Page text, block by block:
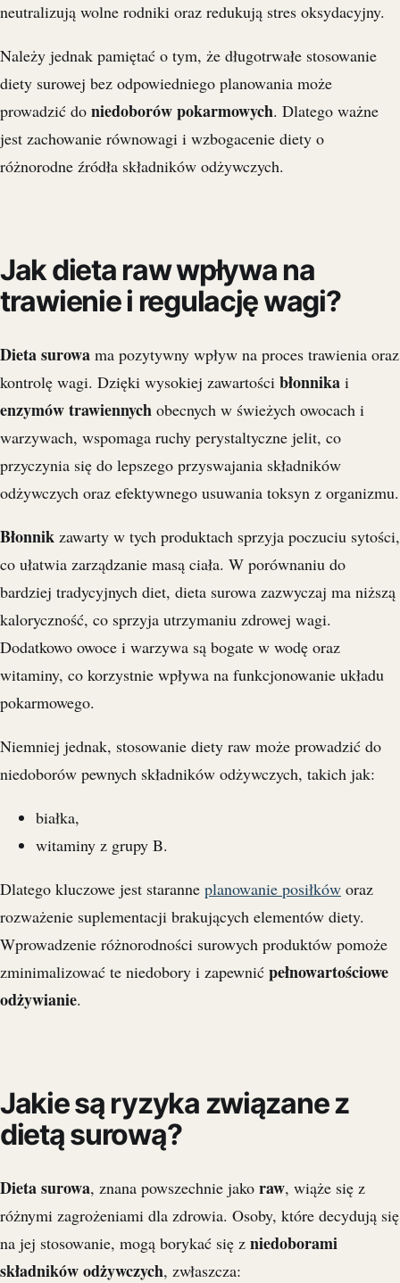
neutralizują wolne rodniki oraz redukują stres oksydacyjny.
Należy jednak pamiętać o tym, że długotrwałe stosowanie
diety surowej bez odpowiedniego planowania może
prowadzić do niedoborów pokarmowych. Dlatego ważne
jest zachowanie równowagi i wzbogacenie diety o
różnorodne źródła składników odżywczych.
Jak dieta raw wpływa na
trawienie i regulację wagi?
Dieta surowa ma pozytywny wpływ na proces trawienia oraz
kontrolę wagi. Dzięki wysokiej zawartości błonnika i
enzymów trawiennych obecnych w świeżych owocach i
warzywach, wspomaga ruchy perystaltyczne jelit, co
przyczynia się do lepszego przyswajania składników
odżywczych oraz efektywnego usuwania toksyn z organizmu.
Błonnik zawarty w tych produktach sprzyja poczuciu sytości,
co ułatwia zarządzanie masą ciała. W porównaniu do
bardziej tradycyjnych diet, dieta surowa zazwyczaj ma niższą
kaloryczność, co sprzyja utrzymaniu zdrowej wagi.
Dodatkowo owoce i warzywa są bogate w wodę oraz
witaminy, co korzystnie wpływa na funkcjonowanie układu
pokarmowego.
Niemniej jednak, stosowanie diety raw może prowadzić do
niedoborów pewnych składników odżywczych, takich jak:
białka,
witaminy z grupy B.
Dlatego kluczowe jest staranne planowanie posiłków oraz
rozważenie suplementacji brakujących elementów diety.
Wprowadzenie różnorodności surowych produktów pomoże
zminimalizować te niedobory i zapewnić pełnowartościowe
odżywianie.
Jakie są ryzyka związane z
dietą surową?
Dieta surowa, znana powszechnie jako raw, wiąże się z
różnymi zagrożeniami dla zdrowia. Osoby, które decydują się
na jej stosowanie, mogą borykać się z niedoborami
składników odżywczych, zwłaszcza: